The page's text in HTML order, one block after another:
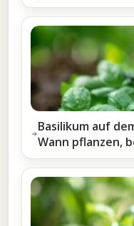
Basilikum auf
Wann pflanzen,